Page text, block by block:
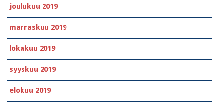
joulukuu 2019
marraskuu 2019
lokakuu 2019
syyskuu 2019
elokuu 2019